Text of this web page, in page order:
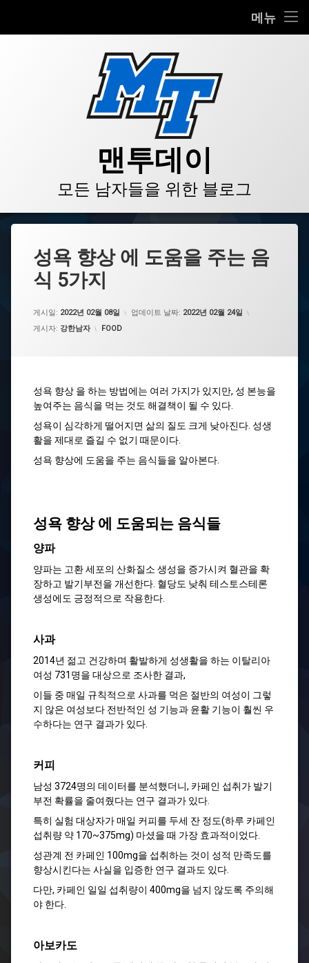
메뉴
LINKS
맨투데이
모든 남자들을 위한 블로그
성욕 향상 에 도움을 주는 음
식 5가지
게시일: 2022년 02월 08일 업데이트 날짜: 2022년 02월 24일
게시자: 강한남자 카테고리:
FOOD
성욕 향상 을 하는 방법에는 여러 가지가 있지만, 성 본능을
높여주는 음식을 먹는 것도 해결책이 될 수 있다.
성욕이 심각하게 떨어지면 삶의 질도 크게 낮아진다. 성생
활을 제대로 즐길 수 없기 때문이다.
성욕 향상에 도움을 주는 음식들을 알아본다.
성욕 향상 에 도움되는 음식들
양파
양파는 고환 세포의 산화질소 생성을 증가시켜 혈관을 확
장하고 발기부전을 개선한다. 혈당도 낮춰 테스토스테론
생성에도 긍정적으로 작용한다.​​​
사과
2014년 젊고 건강하며 활발하게 성생활을 하는 이탈리아
여성 731명을 대상으로 조사한 결과,
이들 중 매일 규칙적으로 사과를 먹은 절반의 여성이 그렇
지 않은 여성보다 전반적인 성 기능과 윤활 기능이 훨씬 우
수하다는 연구 결과가 있다.
커피
남성 3724명의 데이터를 분석했더니, 카페인 섭취가 발기
부전 확률을 줄여줬다는 연구 결과가 있다.
특히 실험 대상자가 매일 커피를 두세 잔 정도(하루 카페인
섭취량 약 170~375mg) 마셨을 때 가장 효과적이었다.
성관계 전 카페인 100mg을 섭취하는 것이 성적 만족도를
향상시킨다는 사실을 입증한 연구 결과도 있다.
다만, 카페인 일일 섭취량이 400mg을 넘지 않도록 주의해
야 한다.
아보카도